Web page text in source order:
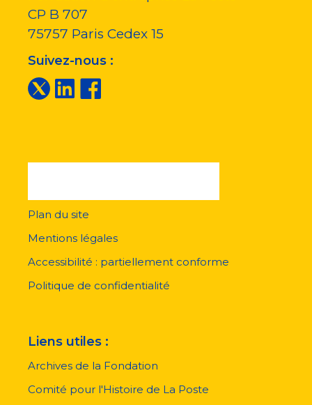
CP B 707
75757 Paris Cedex 15
Suivez-nous :
pied
page
Plan du site
Mentions légales
Accessibilité : partiellement conforme
Politique de confidentialité
Liens utiles :
Archives de la Fondation
Comité pour l'Histoire de La Poste